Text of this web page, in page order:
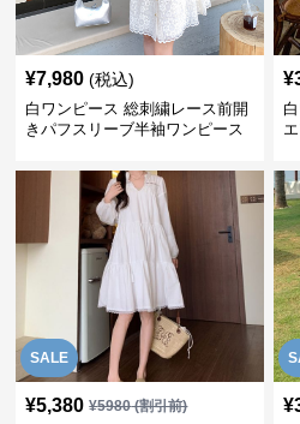
¥7,980 (税込)
白ワンピース 総刺繍レース前開
きパフスリーブ半袖ワンピース
¥
SALE
¥5,380 ¥5980(割引前) ¥